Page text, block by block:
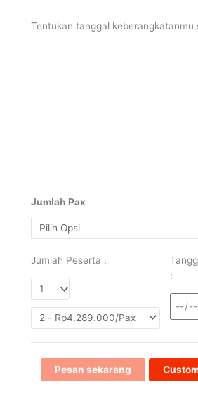
Tentukan tanggal keberangkatanmu
Jumlah Pax
Jumlah Peserta :
:
Pesan sekarang